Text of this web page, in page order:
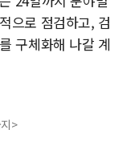
으로 점검하고, 검
구체화해 나갈 계
>